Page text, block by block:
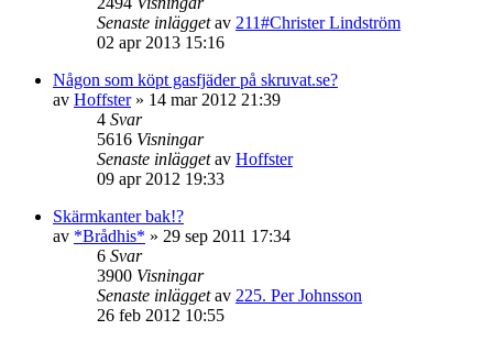
Senaste inläggetav 211#Christer Lindström
02 apr 2013 15:16
Någon som köpt gasfjäder på skruvat.se?
av Hoffster» 14 mar 2012 21:39
4 Svar
5616 Visningar
Senaste inläggetav Hoffster
09 apr 2012 19:33
Skärmkanter bak!?
av *Brådhis* » 29 sep 2011 17:34
6 Svar
3900 Visningar
Senaste inläggetav 225. Per Johnsson
26 feb 2012 10:55